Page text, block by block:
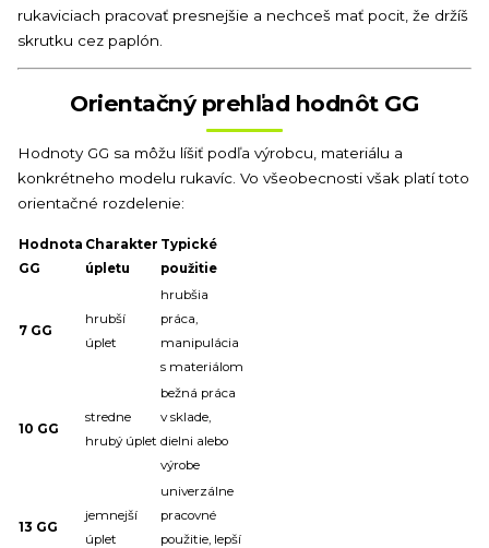
rukaviciach pracovať presnejšie a nechceš mať pocit, že držíš
skrutku cez paplón.
Orientačný prehľad hodnôt GG
Hodnoty GG sa môžu líšiť podľa výrobcu, materiálu a
konkrétneho modelu rukavíc. Vo všeobecnosti však platí toto
orientačné rozdelenie:
Hodnota
GG
Charakter
úpletu
Typické
použitie
7 GG
hrubší
úplet
hrubšia
práca,
manipulácia
s materiálom
10 GG
stredne
hrubý úplet
bežná práca
v sklade,
dielni alebo
výrobe
13 GG
jemnejší
úplet
univerzálne
pracovné
použitie, lepší